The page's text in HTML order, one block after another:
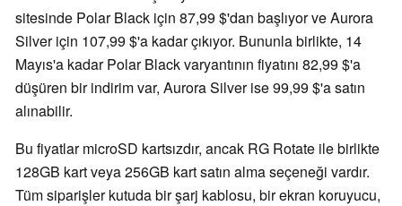
sitesinde Polar Black için 87,99 $'dan başlıyor ve Aurora
Silver için 107,99 $'a kadar çıkıyor. Bununla birlikte, 14
Mayıs'a kadar Polar Black varyantının fiyatını 82,99 $'a
düşüren bir indirim var, Aurora Silver ise 99,99 $'a satın
alınabilir.
Bu fiyatlar microSD kartsızdır, ancak RG Rotate ile birlikte
128GB kart veya 256GB kart satın alma seçeneği vardır.
Tüm siparişler kutuda bir şarj kablosu, bir ekran koruyucu,